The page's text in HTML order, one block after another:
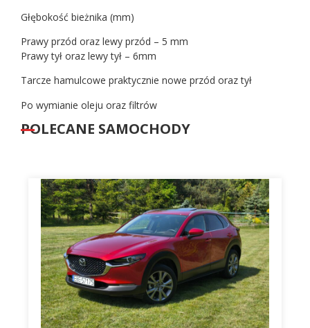
Głębokość bieżnika (mm)
Prawy przód oraz lewy przód – 5 mm
Prawy tył oraz lewy tył – 6mm
Tarcze hamulcowe praktycznie nowe przód oraz tył
Po wymianie oleju oraz filtrów
POLECANE SAMOCHODY